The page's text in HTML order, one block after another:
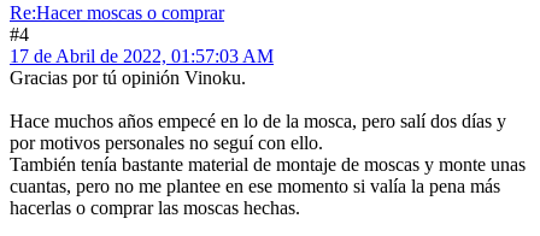
Re:Hacer moscas o comprar
#4
17 de Abril de 2022, 01:57:03 AM
Gracias por tú opinión Vinoku.
Hace muchos años empecé en lo de la mosca, pero salí dos días y
por motivos personales no seguí con ello.
También tenía bastante material de montaje de moscas y monte unas
cuantas, pero no me plantee en ese momento si valía la pena más
hacerlas o comprar las moscas hechas.